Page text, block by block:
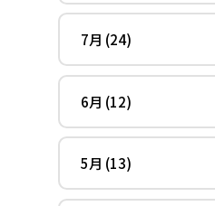
7月 (24)
6月 (12)
5月 (13)